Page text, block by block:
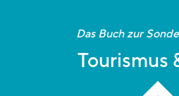
Das Buch zur
Tourismus